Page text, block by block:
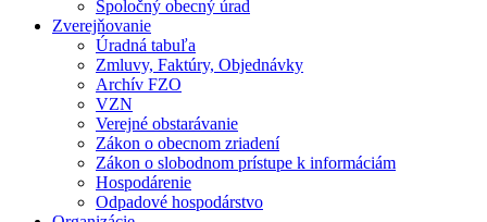
Spoločný obecný úrad
Zverejňovanie
Úradná tabuľa
Zmluvy, Faktúry, Objednávky
Archív FZO
VZN
Verejné obstarávanie
Zákon o obecnom zriadení
Zákon o slobodnom prístupe k informáciám
Hospodárenie
Odpadové hospodárstvo